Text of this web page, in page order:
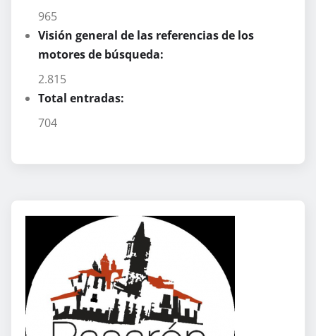
965
Visión general de las referencias de los
motores de búsqueda:
2.815
Total entradas:
704